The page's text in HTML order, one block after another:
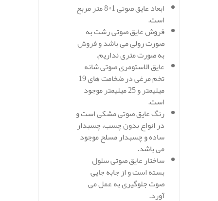
ابعاد عایق صوتی 1*8 متر مربع
است.
فروش عایق صوتی رشت به
صورت رولی می باشد و فروش
به صورت متری نداریم.
عایق الاستومری صوتی شانه
تخم مرغی در ضخامت های 19
میلیمتر و 25 میلیمتر موجود
است.
رنگ عایق صوتی مشکی است و
در انواع بدون چسب، چسبدار
ساده و چسبدار مسلح موجود
می باشد.
ساختار عایق صوتی سلول
بسته است و از جابه جایی
صوت جلوگیری به عمل می
آورد.